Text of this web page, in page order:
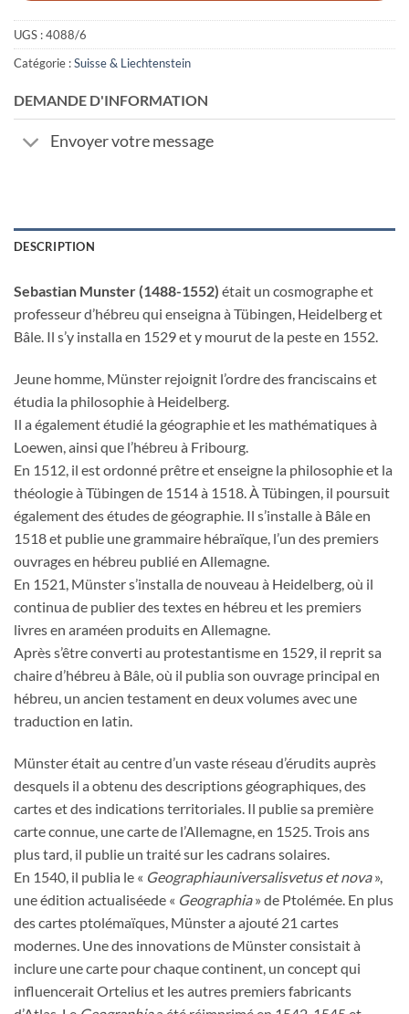
UGS :4088/6
Catégorie :Suisse & Liechtenstein
DEMANDE D'INFORMATION
Envoyer votre message
DESCRIPTION
Sebastian Munster (1488-1552) était un cosmographe et
professeur d’hébreu qui enseigna à Tübingen, Heidelberg et
Bâle. Il s’y installa en 1529 et y mourut de la peste en 1552.
Jeune homme, Münster rejoignit l’ordre des franciscains et
étudia la philosophie à Heidelberg.
Il a également étudié la géographie et les mathématiques à
Loewen, ainsi que l’hébreu à Fribourg.
En 1512, il est ordonné prêtre et enseigne la philosophie et la
théologie à Tübingen de 1514 à 1518. À Tübingen, il poursuit
également des études de géographie. Il s’installe à Bâle en
1518 et publie une grammaire hébraïque, l’un des premiers
ouvrages en hébreu publié en Allemagne.
En 1521, Münster s’installa de nouveau à Heidelberg, où il
continua de publier des textes en hébreu et les premiers
livres en araméen produits en Allemagne.
Après s’être converti au protestantisme en 1529, il reprit sa
chaire d’hébreu à Bâle, où il publia son ouvrage principal en
hébreu, un ancien testament en deux volumes avec une
traduction en latin.
Münster était au centre d’un vaste réseau d’érudits auprès
desquels il a obtenu des descriptions géographiques, des
cartes et des indications territoriales. Il publie sa première
carte connue, une carte de l’Allemagne, en 1525. Trois ans
plus tard, il publie un traité sur les cadrans solaires.
En 1540, il publia le « Geographiauniversalisvetus et nova»,
une édition actualiséede « Geographia» de Ptolémée. En plus
des cartes ptolémaïques, Münster a ajouté 21 cartes
modernes. Une des innovations de Münster consistait à
inclure une carte pour chaque continent, un concept qui
influencerait Ortelius et les autres premiers fabricants